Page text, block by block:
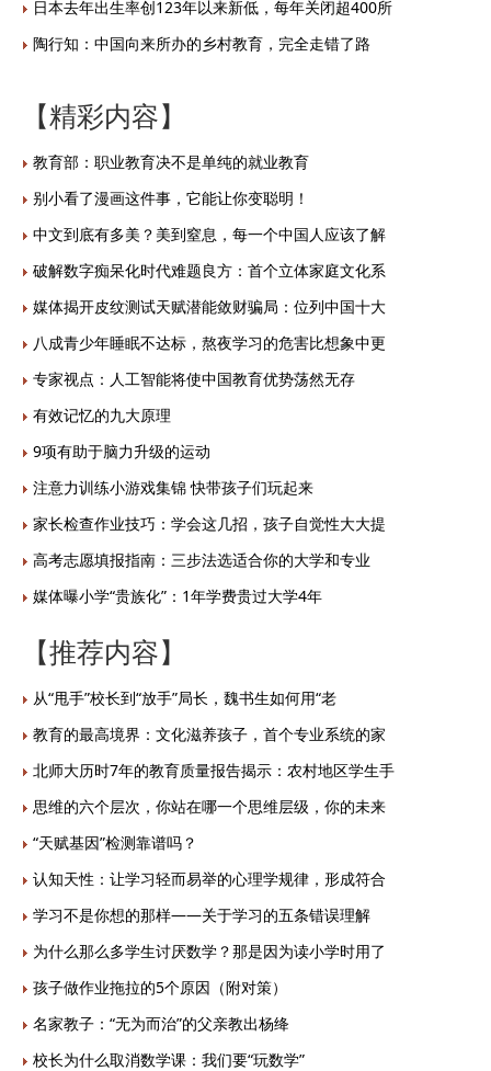
日本去年出生率创123年以来新低，每年关闭超400所
陶行知：中国向来所办的乡村教育，完全走错了路
【精彩内容】
教育部：职业教育决不是单纯的就业教育
别小看了漫画这件事，它能让你变聪明！
中文到底有多美？美到窒息，每一个中国人应该了解
破解数字痴呆化时代难题良方：首个立体家庭文化系
媒体揭开皮纹测试天赋潜能敛财骗局：位列中国十大
八成青少年睡眠不达标，熬夜学习的危害比想象中更
专家视点：人工智能将使中国教育优势荡然无存
有效记忆的九大原理
9项有助于脑力升级的运动
注意力训练小游戏集锦 快带孩子们玩起来
家长检查作业技巧：学会这几招，孩子自觉性大大提
高考志愿填报指南：三步法选适合你的大学和专业
媒体曝小学“贵族化”：1年学费贵过大学4年
【推荐内容】
从“甩手”校长到“放手”局长，魏书生如何用“老
教育的最高境界：文化滋养孩子，首个专业系统的家
北师大历时7年的教育质量报告揭示：农村地区学生手
思维的六个层次，你站在哪一个思维层级，你的未来
“天赋基因”检测靠谱吗？
认知天性：让学习轻而易举的心理学规律，形成符合
学习不是你想的那样——关于学习的五条错误理解
为什么那么多学生讨厌数学？那是因为读小学时用了
孩子做作业拖拉的5个原因（附对策）
名家教子：“无为而治”的父亲教出杨绛
校长为什么取消数学课：我们要“玩数学”